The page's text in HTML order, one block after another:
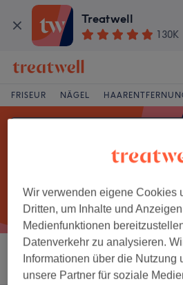
Treatwell
130K
FRISEUR NÄGEL
Sortieren nach Beliebiger
Wir verwenden eigene Cookies
Dritten, um Inhalte und
Medienfunktionen
Datenverkehr zu analysieren.
Informationen über die Nutzung
unsere Partner für soziale